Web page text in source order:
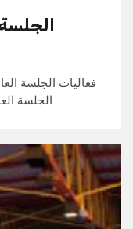
فعاليات الجلسة
الجلسة